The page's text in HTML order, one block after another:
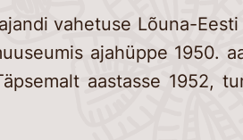
vahetuse Lõuna-
ajahüppe 1950.
aastasse 1952,